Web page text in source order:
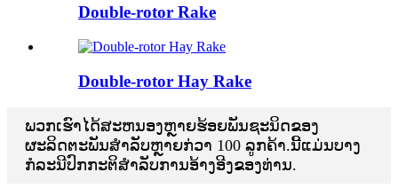
Double-rotor Rake
Double-rotor Hay Rake
ພວກເຮົາໄດ້ສະຫນອງຫຼາຍຮ້ອຍພັນຊະນິດຂອງ
ຜະລິດຕະພັນສໍາລັບຫຼາຍກ່ວາ 100 ລູກຄ້າ.ນີ້ແມ່ນບາງ
ກໍລະນີປົກກະຕິສໍາລັບການອ້າງອີງຂອງທ່ານ.